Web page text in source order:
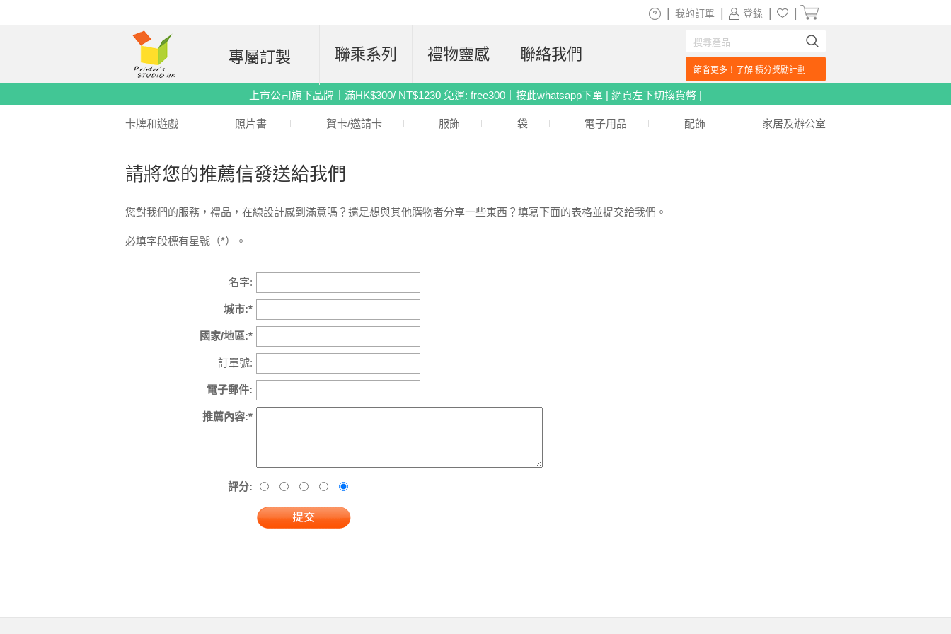
請將您的推薦信發送給我們
您對我們的服務，禮品，在線設計感到滿意嗎？還是想與其他購物者分享一些東西？填寫下面的表格並提交給我們。
必填字段標有星號（*）。
名字:
城市:*
國家/地區:*
訂單號:
電子郵件:
推薦內容:*
評分:
登錄
我的訂單
專屬訂製 聯乘系列 禮物靈感 聯絡我們
節省更多！了解 積分獎勵計劃
上市公司旗下品牌｜滿HK$300/ NT$1230 免運: free300｜ 按此whatsapp下單 | 網頁左下切換貨幣 |
卡牌和遊戲 照片書 賀卡/邀請卡 服飾 袋 電子用品 配飾 家居及辦公室